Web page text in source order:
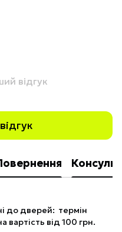
відгук
до дверей: термін
вартість від 100 грн.